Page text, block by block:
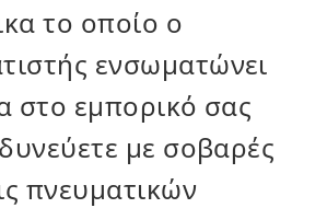
το οποίο ο
ενσωματώνει
στο εμπορικό σας
με σοβαρές
πνευματικών